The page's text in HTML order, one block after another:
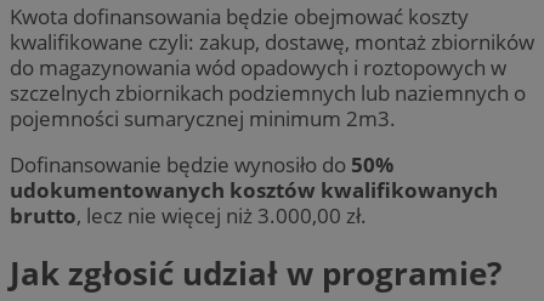
Kwota dofinansowania będzie obejmować koszty
kwalifikowane czyli: zakup, dostawę, montaż zbiorników
do magazynowania wód opadowych i roztopowych w
szczelnych zbiornikach podziemnych lub naziemnych o
pojemności sumarycznej minimum 2m3.
Dofinansowanie będzie wynosiło do 50%
udokumentowanych kosztów kwalifikowanych
brutto, lecz nie więcej niż 3.000,00 zł.
Jak zgłosić udział w programie?